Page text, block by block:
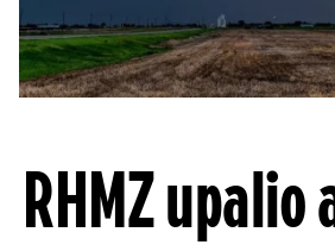
RHMZ